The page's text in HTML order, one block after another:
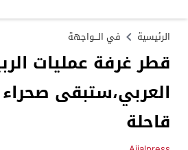
الرئيسية في الـــواجهة
قطر غرفة عمليات
العربي،ستبقى
قاحلة